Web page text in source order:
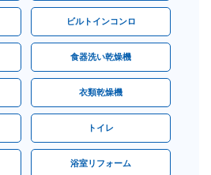
ビルトインコンロ
食器洗い乾燥機
衣類乾燥機
トイレ
浴室リフォーム